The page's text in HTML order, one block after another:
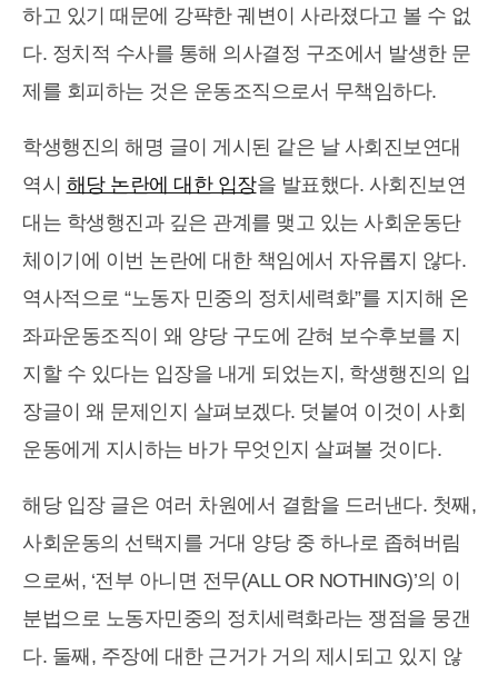
하고 있기 때문에 강퍅한 궤변이 사라졌다고 볼 수 없
다. 정치적 수사를 통해 의사결정 구조에서 발생한 문
제를 회피하는 것은 운동조직으로서 무책임하다.
학생행진의 해명 글이 게시된 같은 날 사회진보연대
역시 해당 논란에 대한 입장을 발표했다. 사회진보연
대는 학생행진과 깊은 관계를 맺고 있는 사회운동단
체이기에 이번 논란에 대한 책임에서 자유롭지 않다.
역사적으로 “노동자 민중의 정치세력화”를 지지해 온
좌파운동조직이 왜 양당 구도에 갇혀 보수후보를 지
지할 수 있다는 입장을 내게 되었는지, 학생행진의 입
장글이 왜 문제인지 살펴보겠다. 덧붙여 이것이 사회
운동에게 지시하는 바가 무엇인지 살펴볼 것이다.
해당 입장 글은 여러 차원에서 결함을 드러낸다. 첫째,
사회운동의 선택지를 거대 양당 중 하나로 좁혀버림
으로써, ‘전부 아니면 전무(ALL OR NOTHING)’의 이
분법으로 노동자민중의 정치세력화라는 쟁점을 뭉갠
다. 둘째, 주장에 대한 근거가 거의 제시되고 있지 않